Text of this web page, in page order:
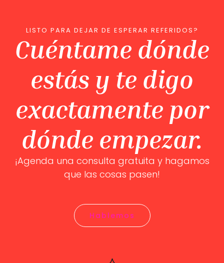
LISTO PARA DEJAR DE ESPERAR REFERIDOS?
Cuéntame dónde
estás y te digo
exactamente por
dónde empezar.
¡Agenda una consulta gratuita y hagamos
que las cosas pasen!
Hablemos